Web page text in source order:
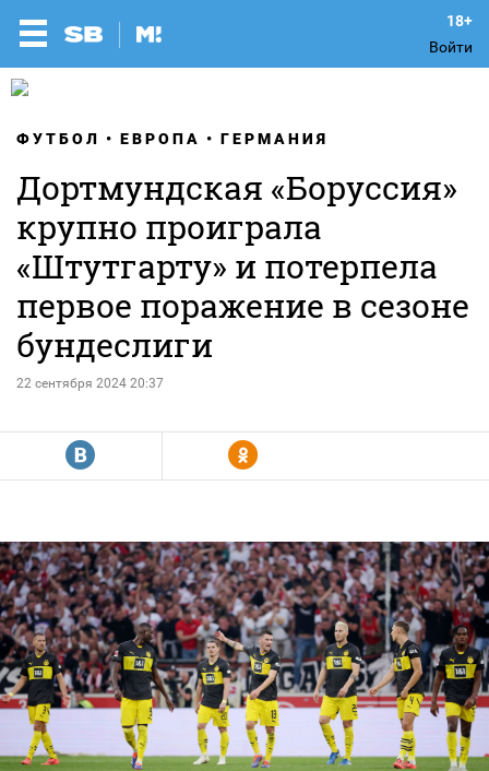
Войти
ФУТБОЛ ЕВРОПА ГЕРМАНИЯ
Дортмундская «Боруссия»
крупно проиграла
«Штутгарту» и потерпела
первое поражение в сезоне
бундеслиги
22 сентября 2024 20:37
R Y